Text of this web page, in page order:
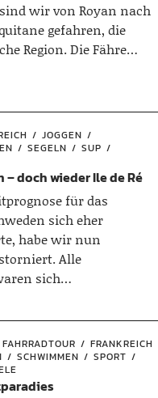
wir von Royan nach
gefahren, die
Region. Die Fähre…
JOGGEN
SEGELN
SUP
– doch wieder Ile de Ré
für das
sich eher
habe wir nun
Alle
sich…
FAHRRADTOUR
FRANKREICH
SCHWIMMEN
SPORT